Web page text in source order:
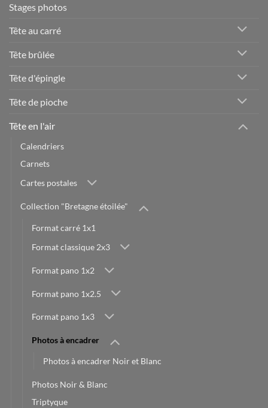
Stages photos
Tête au carré
Tête brûlée
Tête d'épingle
Tête de pioche
Tête en l'air
Calendriers
Carnets
Cartes postales
Collection "Bretagne étoilée"
Format carré 1x1
Format classique 2x3
Format pano 1x2
Format pano 1x2.5
Format pano 1x3
Photos à encadrer
Photos à encadrer Noir et Blanc
Photos Noir & Blanc
Triptyque